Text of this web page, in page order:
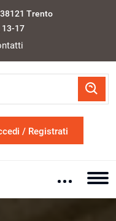
Trento
13-17
/ Registrati